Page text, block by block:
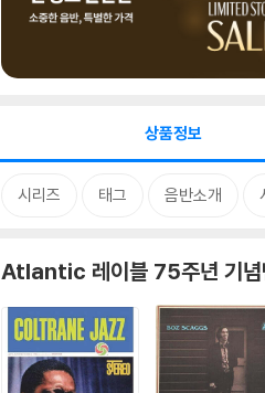
상품정보
시리즈 태그 음반소개
Atlantic 레이블 75주년 기념